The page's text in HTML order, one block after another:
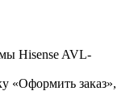
Hisense AVL-
«Оформить заказ»,